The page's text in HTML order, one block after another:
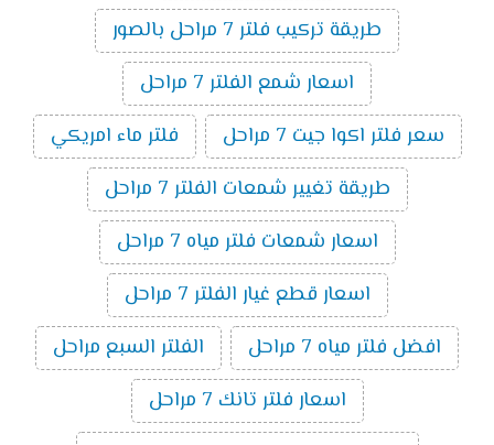
طريقة تركيب فلتر 7 مراحل بالصور
اسعار شمع الفلتر 7 مراحل
سعر فلتر اكوا جيت 7 مراحل
فلتر ماء امريكي
طريقة تغيير شمعات الفلتر 7 مراحل
اسعار شمعات فلتر مياه 7 مراحل
اسعار قطع غيار الفلتر 7 مراحل
افضل فلتر مياه 7 مراحل
الفلتر السبع مراحل
اسعار فلتر تانك 7 مراحل